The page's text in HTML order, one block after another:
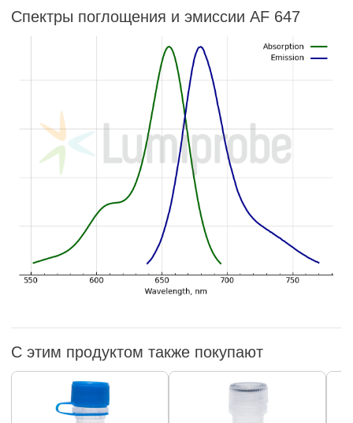
Спектры поглощения и эмиссии AF 647
С этим продуктом также покупают